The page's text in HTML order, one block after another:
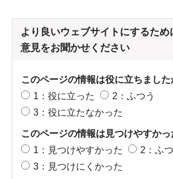
より良いウェブサイトにするた
意見をお聞かせください
このページの情報は役に立ちました
1：役に立った
2：ふつう
3：役に立たなかった
このページの情報は見つけやすかっ
1：見つけやすかった
2：ふ
3：見つけにくかった